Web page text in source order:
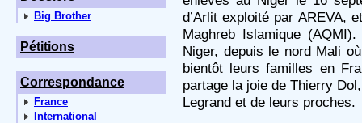
Big Brother
Pétitions
Correspondance
France
International
d’Arlit exploité par AREVA,
Maghreb Islamique
Niger, depuis le nord Mali
bientôt leurs familles en
partage la joie de Thierry
Legrand et de leurs proches.